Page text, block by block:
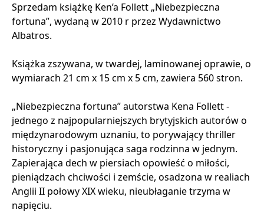
Sprzedam książkę Ken’a Follett „Niebezpieczna
fortuna”, wydaną w 2010 r przez Wydawnictwo
Albatros.
Książka zszywana, w twardej, laminowanej oprawie, o
wymiarach 21 cm x 15 cm x 5 cm, zawiera 560 stron.
„Niebezpieczna fortuna” autorstwa Kena Follett -
jednego z najpopularniejszych brytyjskich autorów o
międzynarodowym uznaniu, to porywający thriller
historyczny i pasjonująca saga rodzinna w jednym.
Zapierająca dech w piersiach opowieść o miłości,
pieniądzach chciwości i zemście, osadzona w realiach
Anglii II połowy XIX wieku, nieubłaganie trzyma w
napięciu.